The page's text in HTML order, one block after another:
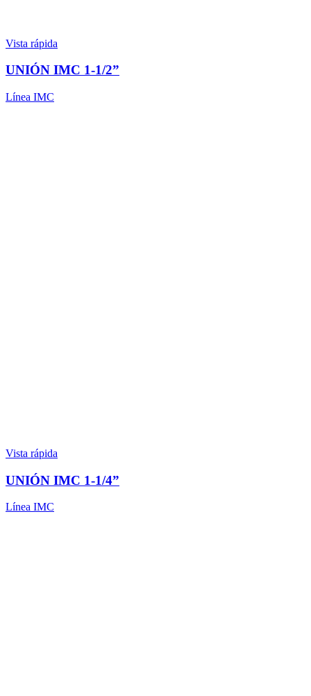
Vista rápida
UNIÓN IMC 1-1/2”
Línea IMC
Vista rápida
UNIÓN IMC 1-1/4”
Línea IMC